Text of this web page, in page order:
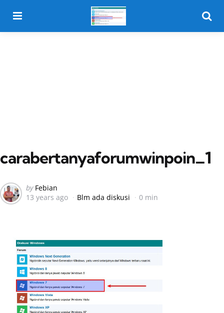
carabertanyaforumwinpoin_1
Posted
by
by Febian
13 years ago
Blm ada diskusi 0 min